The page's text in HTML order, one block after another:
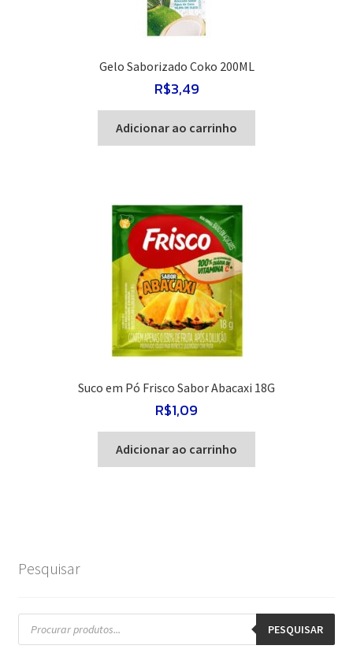
Gelo Saborizado Coko 200ML
R$3,49
Adicionar ao carrinho
Suco em Pó Frisco Sabor Abacaxi 18G
R$1,09
Adicionar ao carrinho
Pesquisar
Pesquisar
produtos PESQUISAR